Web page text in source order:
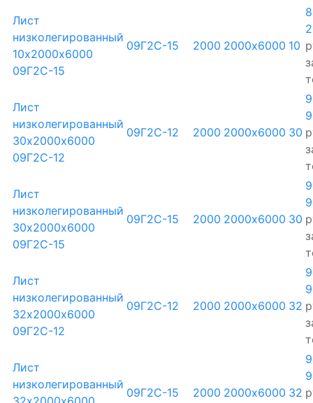
Лист
низколегированный
10х2000х6000
09Г2С-15
09Г2С-15 2000 2000х6000 10
Лист
низколегированный
30х2000х6000
09Г2С-12
09Г2С-12 2000 2000х6000 30
Лист
низколегированный
30х2000х6000
09Г2С-15
09Г2С-15 2000 2000х6000 30
Лист
низколегированный
32х2000х6000
09Г2С-12
09Г2С-12 2000 2000х6000 32
Лист
низколегированный
09Г2С-15 2000 2000х6000 32